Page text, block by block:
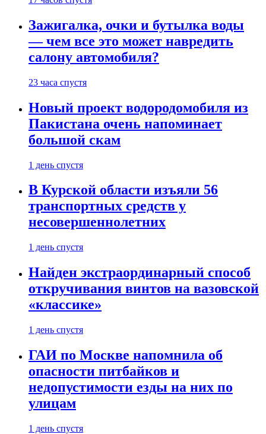
Зажигалка, очки и бутылка воды
— чем все это может навредить
салону автомобиля?
23 часа спустя
Новый проект водородомобиля из
Пакистана очень напоминает
большой скам
1 день спустя
В Курской области изъяли 56
транспортных средств у
несовершеннолетних
1 день спустя
Найден экстраординарный способ
откручивания винтов на вазовской
«классике»
1 день спустя
ГАИ по Москве напомнила об
опасности питбайков и
недопустимости езды на них по
улицам
1 день спустя